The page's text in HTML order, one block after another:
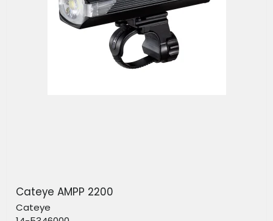
Cateye AMPP 2200
Cateye